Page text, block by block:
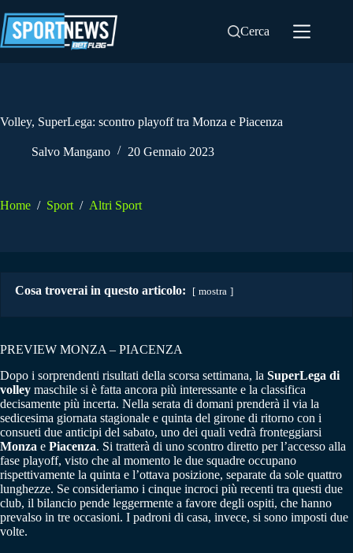
al
contenuto
Cerca
Volley, SuperLega: scontro playoff tra Monza e Piacenza
Salvo Mangano 20 Gennaio 2023
Home / Sport / Altri Sport
Cosa troverai in questo articolo: mostra
PREVIEW MONZA – PIACENZA
Dopo i sorprendenti risultati della scorsa settimana, la SuperLega di
volley maschile si è fatta ancora più interessante e la classifica
decisamente più incerta. Nella serata di domani prenderà il via la
sedicesima giornata stagionale e quinta del girone di ritorno con i
consueti due anticipi del sabato, uno dei quali vedrà fronteggiarsi
Monza e Piacenza. Si tratterà di uno scontro diretto per l’accesso alla
fase playoff, visto che al momento le due squadre occupano
rispettivamente la quinta e l’ottava posizione, separate da sole quattro
lunghezze. Se consideriamo i cinque incroci più recenti tra questi due
club, il bilancio pende leggermente a favore degli ospiti, che hanno
prevalso in tre occasioni. I padroni di casa, invece, si sono imposti due
volte.